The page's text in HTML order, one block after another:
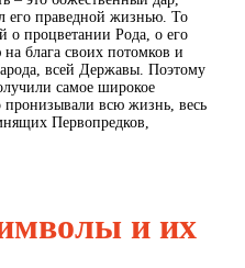
его праведной жизнью. То
о процветании Рода, о его
блага своих потомков и
всей Державы. Поэтому
самое широкое
пронизывали всю жизнь, весь
Первопредков,
и их